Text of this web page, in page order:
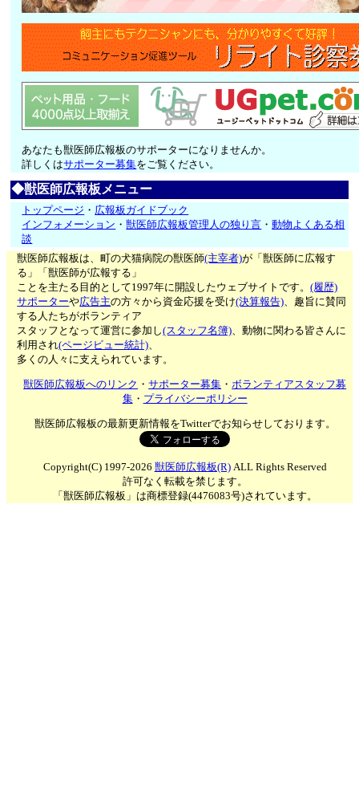
あなたも獣医師広報板のサポーターになりませんか。
詳しくはサポーター募集をご覧ください。
◆獣医師広報板メニュー
トップページ ・ 広報板ガイドブック
インフォメーション ・獣医師広報板管理人の独り言 ・動物よくある相
談
獣医師広報板は、町の犬猫病院の獣医師(主宰者)が「獣医師に広報す
る」「獣医師が広報する」
ことを主たる目的として1997年に開設したウェブサイトです。(履歴)
サポーターや広告主の方々から資金応援を受け(決算報告)、趣旨に賛同
する人たちがボランティア
スタッフとなって運営に参加し(スタッフ名簿)、動物に関わる皆さんに
利用され(ページビュー統計)、
多くの人々に支えられています。
獣医師広報板へのリンク ・サポーター募集 ・ボランティアスタッフ募
集・ プライバシーポリシー
獣医師広報板の最新更新情報をTwitterでお知らせしております。
Copyright(C) 1997-2026 獣医師広報板(R)ALL Rights Reserved
許可なく転載を禁じます。
「獣医師広報板」は商標登録(4476083号)されています。